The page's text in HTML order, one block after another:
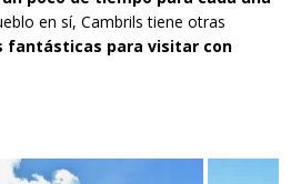
en sí, Cambrils tiene otras
fantásticas para visitar con